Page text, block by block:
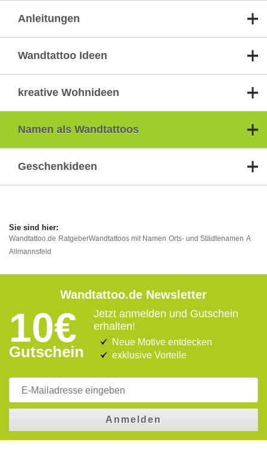
Anleitungen
Wandtattoo Ideen
kreative Wohnideen
Namen als Wandtattoos
Geschenkideen
Wandtattoo.de RatgeberWandtattoos mit Namen Orts- und Städtenamen A
Allmannsfeld
Wandtattoo.de Newsletter
10€
Gutschein
Jetzt anmelden und Gutschein
erhalten!
Neue Motive entdecken
exklusive Vorteile
Anmelden